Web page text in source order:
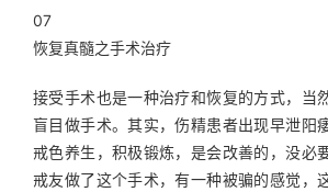
07
恢复真髓之手术治疗
接受手术也是一种治疗和恢复的方式，当
盲目做手术。其实，伤精患者出现早泄阳
戒色养生，积极锻炼，是会改善的，没必
戒友做了这个手术，有一种被骗的感觉，